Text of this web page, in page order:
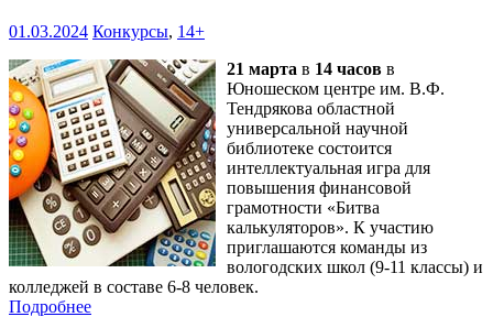
01.03.2024 Конкурсы, 14+
21 марта в 14 часов в
Юношеском центре им. В.Ф.
Тендрякова областной
универсальной научной
библиотеке состоится
интеллектуальная игра для
повышения финансовой
грамотности «Битва
калькуляторов». К участию
приглашаются команды из
вологодских школ (9-11 классы) и
колледжей в составе 6-8 человек.
Подробнее